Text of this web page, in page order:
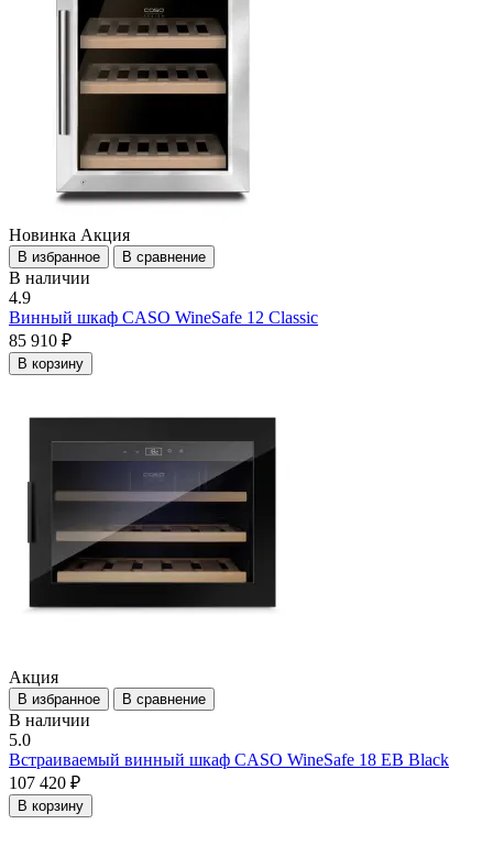
Новинка Акция
В избранное В сравнение
В наличии
4.9
Винный шкаф CASO WineSafe 12 Classic
85 910 ₽
В корзину
Акция
В избранное В сравнение
В наличии
5.0
Встраиваемый винный шкаф CASO WineSafe 18 EB Black
107 420 ₽
В корзину